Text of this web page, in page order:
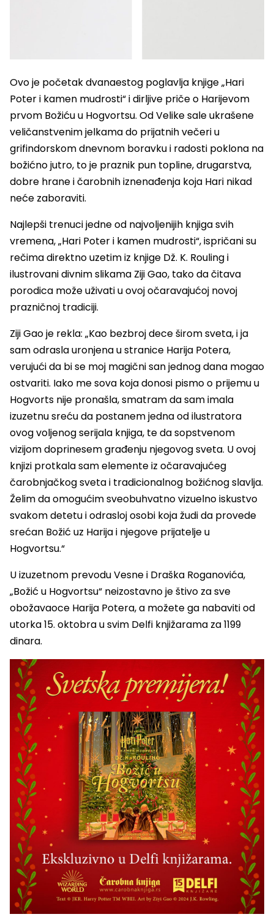
Ovo je početak dvanaestog poglavlja knjige „Hari
Poter i kamen mudrosti“ i dirljive priče o Harijevom
prvom Božiću u Hogvortsu. Od Velike sale ukrašene
veličanstvenim jelkama do prijatnih večeri u
grifindorskom dnevnom boravku i radosti poklona na
božićno jutro, to je praznik pun topline, drugarstva,
dobre hrane i čarobnih iznenađenja koja Hari nikad
neće zaboraviti.
Najlepši trenuci jedne od najvoljenijih knjiga svih
vremena, „Hari Poter i kamen mudrosti“, ispričani su
rečima direktno uzetim iz knjige Dž. K. Rouling i
ilustrovani divnim slikama Ziji Gao, tako da čitava
porodica može uživati u ovoj očaravajućoj novoj
prazničnoj tradiciji.
Ziji Gao je rekla: „Kao bezbroj dece širom sveta, i ja
sam odrasla uronjena u stranice Harija Potera,
verujući da bi se moj magični san jednog dana mogao
ostvariti. Iako me sova koja donosi pismo o prijemu u
Hogvorts nije pronašla, smatram da sam imala
izuzetnu sreću da postanem jedna od ilustratora
ovog voljenog serijala knjiga, te da sopstvenom
vizijom doprinesem građenju njegovog sveta. U ovoj
knjizi protkala sam elemente iz očaravajućeg
čarobnjačkog sveta i tradicionalnog božićnog slavlja.
Želim da omogućim sveobuhvatno vizuelno iskustvo
svakom detetu i odrasloj osobi koja žudi da provede
srećan Božić uz Harija i njegove prijatelje u
Hogvortsu.“
U izuzetnom prevodu Vesne i Draška Roganovića,
„Božić u Hogvortsu“ neizostavno je štivo za sve
obožavaoce Harija Potera, a možete ga nabaviti od
utorka 15. oktobra u svim Delfi knjižarama za 1199
dinara.